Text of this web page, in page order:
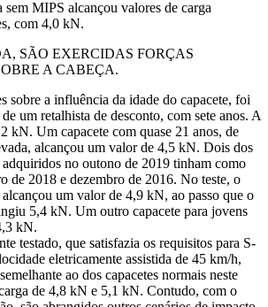
sem MIPS alcançou valores de carga
com 4,0 kN.
SÃO EXERCIDAS FORÇAS
A CABEÇA.
sobre a influência da idade do capacete, foi
um retalhista de desconto, com sete anos. A
kN. Um capacete com quase 21 anos, de
alcançou um valor de 4,5 kN. Dois dos
adquiridos no outono de 2019 tinham como
de 2018 e dezembro de 2016. No teste, o
alcançou um valor de 4,9 kN, ao passo que o
5,4 kN. Um outro capacete para jovens
kN.
testado, que satisfazia os requisitos para S-
eletricamente assistida de 45 km/h,
ao dos capacetes normais neste
de 4,8 kN e 5,1 kN. Contudo, com o